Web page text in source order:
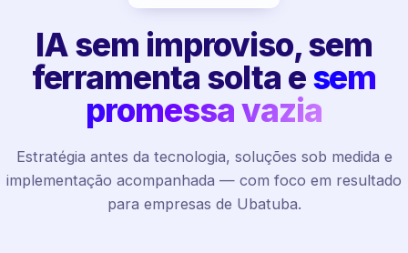
IA sem improviso, sem
ferramenta solta esem
promessa vazia
Estratégia antes da tecnologia, soluções sob medida e
implementação acompanhada — com foco em resultado
para empresas de Ubatuba.